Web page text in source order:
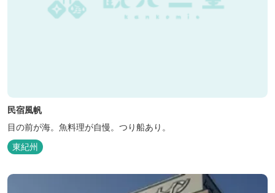
民宿風帆
目の前が海。魚料理が自慢。つり船あり。
東紀州